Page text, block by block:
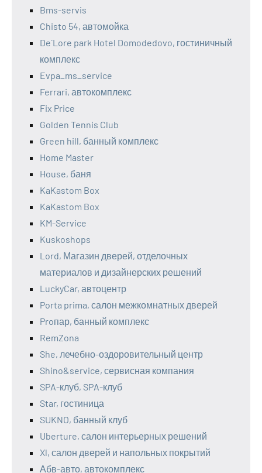
Bms-servis
Chisto 54, автомойка
De`Lore park Hotel Domodedovo, гостиничный
комплекс
Evpa_ms_service
Ferrari, автокомплекс
Fix Price
Golden Tennis Club
Green hill, банный комплекс
Home Master
House, баня
KaKastom Box
KaKastom Box
KM-Service
Kuskoshops
Lord, Магазин дверей, отделочных
материалов и дизайнерских решений
LuckyCar, автоцентр
Porta prima, салон межкомнатных дверей
Proпар, банный комплекс
RemZona
She, лечебно-оздоровительный центр
Shino&service, сервисная компания
SPA-клуб, SPA-клуб
Star, гостиница
SUKNO, банный клуб
Uberture, салон интерьерных решений
Xl, салон дверей и напольных покрытий
Абв-авто, автокомплекс